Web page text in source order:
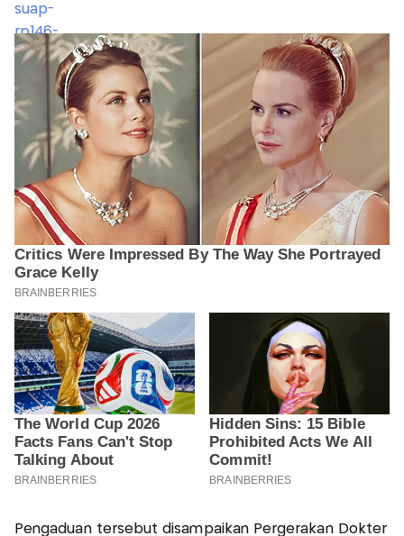
Pengaduan tersebut disampaikan Pergerakan Dokter